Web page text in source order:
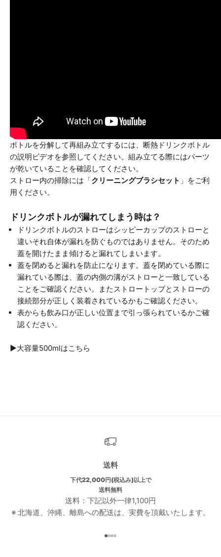
ボトルを分解して再組み立てするには、断熱ドリンクボトル
の説明ビデオを参照してください。組み立てる際にはパーツ
が乾いていることを確認してください。
ストロー内の掃除には「クリーニングブラシセット 」をご利
用ください。
ドリンクボトルが漏れてしまう時は？
ドリンクボトルのストローはシッピーカップのストローと
違いそれ自体が漏れを防ぐものではありません。そのため
蓋を開けたまま傾けると漏れてしまいます。
蓋を閉めると漏れを防止になります。蓋を閉めている際に
漏れている際は、蓋の内側の溝がストローと一致している
ことをご確認ください。またストロートップとストローの
接続部分が正しく装着されているかもご確認ください。
表からも飲み口が正しい位置まで引っ張られているかご確
認ください。
▶︎大容量500mlはこちら
送料
下代22,000円(税込み)以上で
送料無料
送料：下記以外一律1,100円
※ 北海道、沖縄、離島への配送は、実費を頂戴いたします。
I18n Error: Missing interpolation
I18n Error: Missing interpolation
I18n Error: Missing
I18n Error: Missing